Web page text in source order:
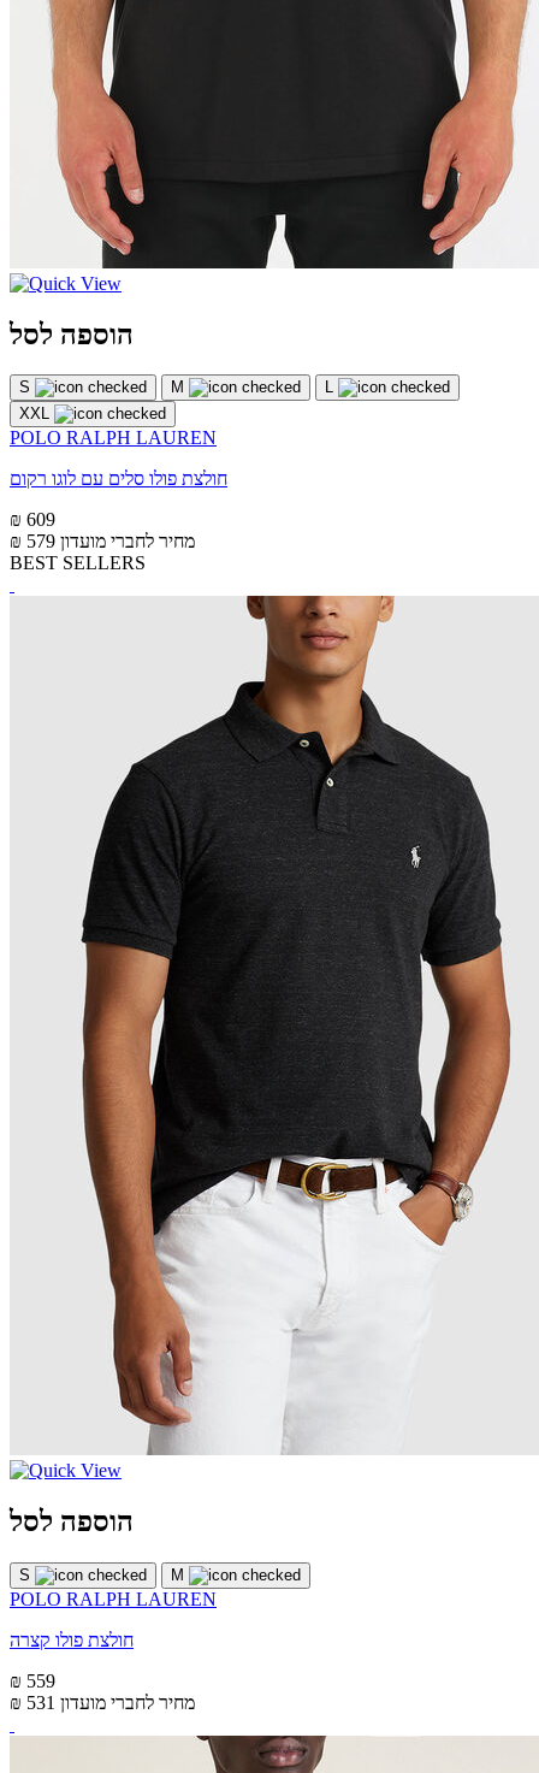
הוספה לסל
S M
L
XXL
POLO RALPH LAUREN
חולצת פולו סלים עם לוגו רקום
₪ 609
₪ 579 מחיר לחברי מועדון
BEST SELLERS
הוספה לסל
S M
POLO RALPH LAUREN
חולצת פולו קצרה
₪ 559
₪ 531 מחיר לחברי מועדון